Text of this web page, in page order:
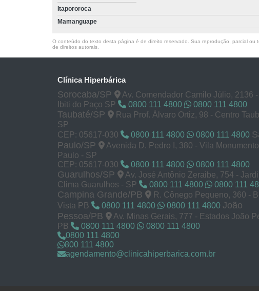
Itapororoca
Mamanguape
O conteúdo do texto desta página é de direito reservado. Sua reprodução, parcial
de direitos autorais
Clínica Hiperbárica
Sorocaba/SP
Av. Comendador Camilo Júlio, 2136
Ibiti do Paço SP
0800 111 4800 0800 111 4800
Taubaté/SP
Rua Prof. Álvaro Ortiz, 98 - Centro
SP
CEP: 05617-030
0800 111 4800 0800 111 4800
Paulo/SP
Avenida D. Pedro I, 380 - Vila
Paulo - SP
CEP: 05617-030
0800 111 4800 0800 111 4800
Guarulhos/SP
Av. José Antônio Zeraibe, 754 -
Clima Guarulhos - SP
0800 111 4800 0800 111
Campina Grande/PB
R. Cônego Pequeno, 360 -
Vista PB
0800 111 4800 0800 111 4800 João
Pessoa/PB
Av. Minas Gerais, 777 - Estados João
PB
0800 111 4800
0800 111 4800
0800 111 4800
800 111 4800
agendamento@clinicahiperbarica.com.br